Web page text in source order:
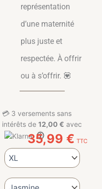
représentation
d’une maternité
plus juste et
respectée. À offrir
ou à s’offrir. 💟
💳 3 versements sans
intérêts de 12,00 € avec
ⓘ
35,99 € TTC
quantité de T-shirt Héroïnes